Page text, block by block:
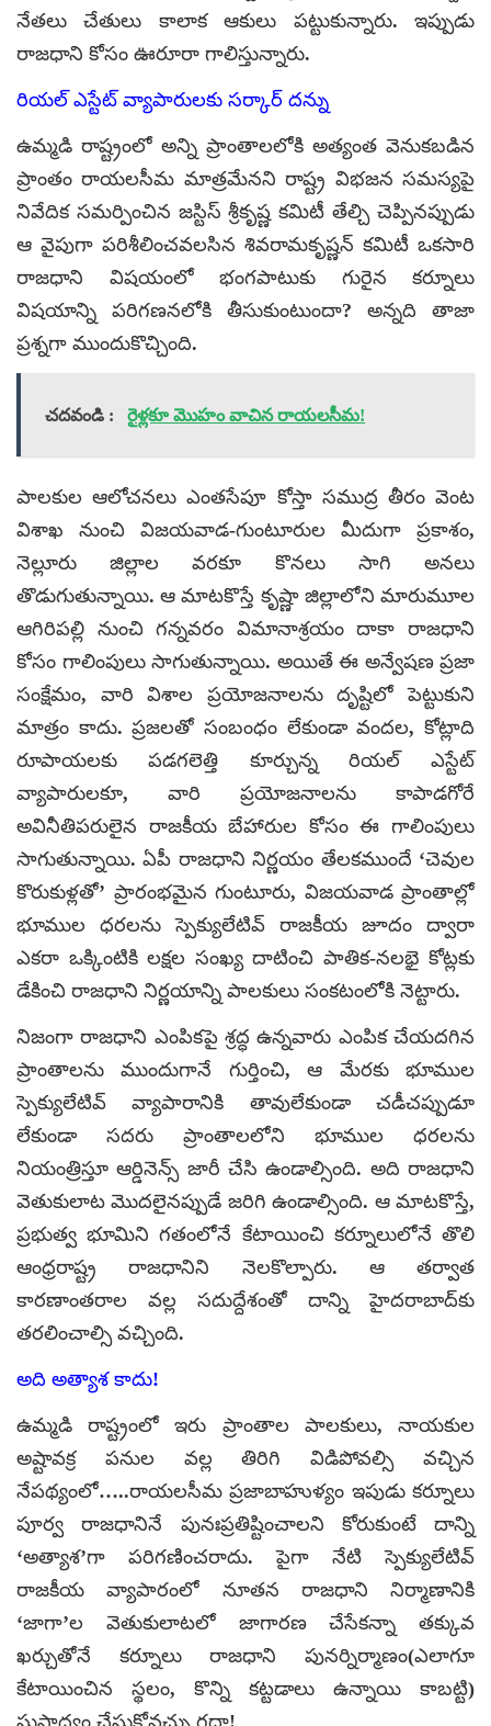
నేతలు చేతులు కాలాక ఆకులు పట్టుకున్నారు. ఇప్పుడు
రాజధాని కోసం ఊరూరా గాలిస్తున్నారు.
రియల్ ఎస్టేట్ వ్యాపారులకు సర్కార్ దన్ను
ఉమ్మడి రాష్ట్రంలో అన్ని ప్రాంతాలలోకి అత్యంత వెనుకబడిన
ప్రాంతం రాయలసీమ మాత్రమేనని రాష్ట్ర విభజన సమస్యపై
నివేదిక సమర్పించిన జస్టిస్ శ్రీకృష్ణ కమిటీ తేల్చి చెప్పినప్పుడు
ఆ వైపుగా పరిశీలించవలసిన శివరామకృష్ణన్ కమిటీ ఒకసారి
రాజధాని విషయంలో భంగపాటుకు గురైన కర్నూలు
విషయాన్ని పరిగణనలోకి తీసుకుంటుందా? అన్నది తాజా
ప్రశ్నగా ముందుకొచ్చింది.
చదవండి : రైళ్లకూ మొహం వాచిన రాయలసీమ!
పాలకుల ఆలోచనలు ఎంతసేపూ కోస్తా సముద్ర తీరం వెంట
విశాఖ నుంచి విజయవాడ-గుంటూరుల మీదుగా ప్రకాశం,
నెల్లూరు జిల్లాల వరకూ కొనలు సాగి అనలు
తొడుగుతున్నాయి. ఆ మాటకొస్తే కృష్ణా జిల్లాలోని మారుమూల
ఆగిరిపల్లి నుంచి గన్నవరం విమానాశ్రయం దాకా రాజధాని
కోసం గాలింపులు సాగుతున్నాయి. అయితే ఈ అన్వేషణ ప్రజా
సంక్షేమం, వారి విశాల ప్రయోజనాలను దృష్టిలో పెట్టుకుని
మాత్రం కాదు. ప్రజలతో సంబంధం లేకుండా వందల, కోట్లాది
రూపాయలకు పడగలెత్తి కూర్చున్న రియల్ ఎస్టేట్
వ్యాపారులకూ, వారి ప్రయోజనాలను కాపాడగోరే
అవినీతిపరులైన రాజకీయ బేహారుల కోసం ఈ గాలింపులు
సాగుతున్నాయి. ఏపీ రాజధాని నిర్ణయం తేలకముందే ‘చెవుల
కొరుకుళ్లతో’ ప్రారంభమైన గుంటూరు, విజయవాడ ప్రాంతాల్లో
భూముల ధరలను స్పెక్యులేటివ్ రాజకీయ జూదం ద్వారా
ఎకరా ఒక్కింటికి లక్షల సంఖ్య దాటించి పాతిక-నలభై కోట్లకు
డేకించి రాజధాని నిర్ణయాన్ని పాలకులు సంకటంలోకి నెట్టారు.
నిజంగా రాజధాని ఎంపికపై శ్రద్ధ ఉన్నవారు ఎంపిక చేయదగిన
ప్రాంతాలను ముందుగానే గుర్తించి, ఆ మేరకు భూముల
స్పెక్యులేటివ్ వ్యాపారానికి తావులేకుండా చడీచప్పుడూ
లేకుండా సదరు ప్రాంతాలలోని భూముల ధరలను
నియంత్రిస్తూ ఆర్డినెన్స్ జారీ చేసి ఉండాల్సింది. అది రాజధాని
వెతుకులాట మొదలైనప్పుడే జరిగి ఉండాల్సింది. ఆ మాటకొస్తే,
ప్రభుత్వ భూమిని గతంలోనే కేటాయించి కర్నూలులోనే తొలి
ఆంధ్రరాష్ట్ర రాజధానిని నెలకొల్పారు. ఆ తర్వాత
కారణాంతరాల వల్ల సదుద్దేశంతో దాన్ని హైదరాబాద్‌కు
తరలించాల్సి వచ్చింది.
అది అత్యాశ కాదు!
ఉమ్మడి రాష్ట్రంలో ఇరు ప్రాంతాల పాలకులు, నాయకుల
అష్టావక్ర పనుల వల్ల తిరిగి విడిపోవల్సి వచ్చిన
నేపథ్యంలో…..రాయలసీమ ప్రజాబాహుళ్యం ఇపుడు కర్నూలు
పూర్వ రాజధానినే పునఃప్రతిష్టించాలని కోరుకుంటే దాన్ని
‘అత్యాశ’గా పరిగణించరాదు. పైగా నేటి స్పెక్యులేటివ్
రాజకీయ వ్యాపారంలో నూతన రాజధాని నిర్మాణానికి
‘జాగా’ల వెతుకులాటలో జాగారణ చేసేకన్నా తక్కువ
ఖర్చుతోనే కర్నూలు రాజధాని పునర్నిర్మాణం(ఎలాగూ
కేటాయించిన స్థలం, కొన్ని కట్టడాలు ఉన్నాయి కాబట్టి)
సుసాధ్యం చేసుకోవచ్చు గదా!